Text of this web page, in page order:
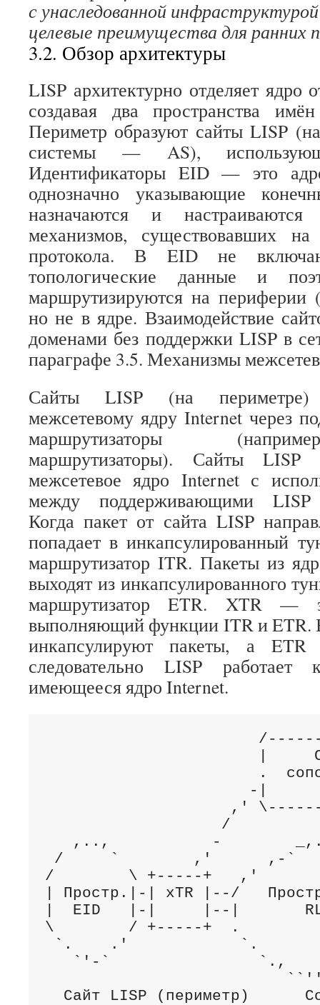
с унаследованной
целевые преимущества для ранних
3.2. Обзор архитектуры
LISP архитектурно отделяет ядро
создавая два пространства
Периметр образуют сайты LISP
системы — AS),
Идентификаторы EID — это
однозначно указывающие
назначаются и
механизмов, существовавших на
протокола. В EID не
топологические данные и
маршрутизируются на периферии
но не в ядре. Взаимодействие
доменами без поддержки LISP в
параграфе 3.5. Механизмы
Сайты LISP (на периметре)
межсетевому ядру Internet через
маршрутизаторы
маршрутизаторы). Сайты LISP
межсетевое ядро Internet с
между поддерживающими LISP
Когда пакет от сайта LISP
попадает в инкапсулированный
маршрутизатор ITR. Пакеты из
выходят из инкапсулированного
маршрутизатор ETR. XTR —
выполняющий функции ITR и ETR.
инкапсулируют пакеты, а ETR
следовательно LISP
имеющееся ядро Internet.
|
.
-|
,'
/
,..,           -
/     `        ,'      ,-`
/        \ +-----+   ,'
| Простр.|-| xTR |--/
|  EID   |-|     |--|
\        / +-----+  .
`.    .'            `.
`'-`                `.,
Сайт LISP (периметр)